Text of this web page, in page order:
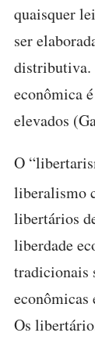
quaisquer
ser
distributiva.
econômica
elevados
O
liberalismo
libertários
liberdade
tradicionais
econômicas
Os